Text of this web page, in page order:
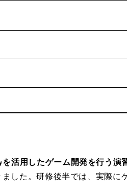
活用したゲーム開発を行う演
した。研修後半では、実際に